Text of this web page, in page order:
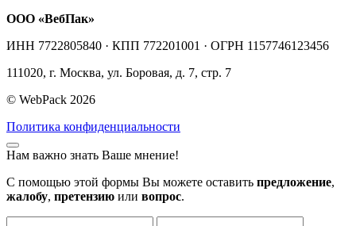
ООО «ВебПак»
ИНН 7722805840 · КПП 772201001 · ОГРН 1157746123456
111020, г. Москва, ул. Боровая, д. 7, стр. 7
© WebPack 2026
Политика конфиденциальности
Нам важно знать Ваше мнение!
С помощью этой формы Вы можете оставить предложение,
жалобу, претензию или вопрос.